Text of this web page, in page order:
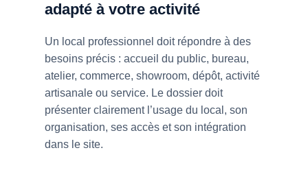
adapté à votre activité
Un local professionnel doit répondre à des
besoins précis : accueil du public, bureau,
atelier, commerce, showroom, dépôt, activité
artisanale ou service. Le dossier doit
présenter clairement l’usage du local, son
organisation, ses accès et son intégration
dans le site.